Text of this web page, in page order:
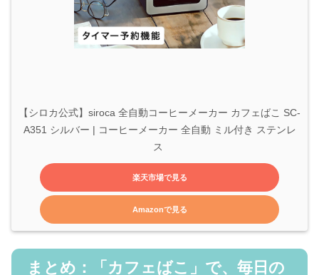
【シロカ公式】siroca 全自動コーヒーメーカー カフェばこ SC-
A351 シルバー | コーヒーメーカー 全自動 ミル付き ステンレ
ス
楽天市場で見る
Amazonで見る
まとめ：「カフェばこ」で、毎日の